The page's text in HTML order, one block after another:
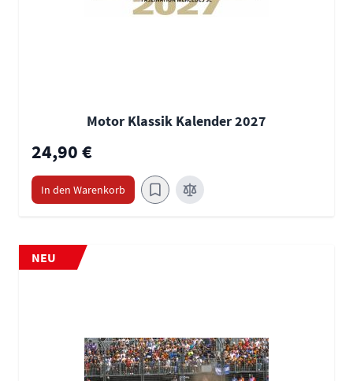
Motor Klassik Kalender 2027
24,90 €
In den Warenkorb
NEU